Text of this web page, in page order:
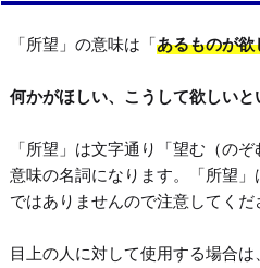
「所望」の意味は「あるものが
何かがほしい、こうして欲しい
「所望」は文字通り「望む（の
意味の名詞になります。「所望
ではありませんので注意してくだ
目上の人に対して使用する場合